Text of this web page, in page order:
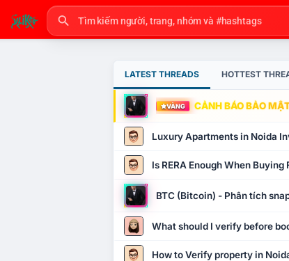
LATEST THREADS HOTTEST
VÀNG CẢNH BÁO BẢO
Luxury Apartments in Noida
Is RERA Enough When Buying
BTC (Bitcoin) - Phân tích
What should I verify before
How to Verify property in